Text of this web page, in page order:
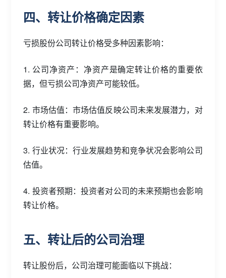
四、转让价格确定因素
亏损股份公司转让价格受多种因素影响：
1. 公司净资产：净资产是确定转让价格的重要依
据，但亏损公司净资产可能较低。
2. 市场估值：市场估值反映公司未来发展潜力，对
转让价格有重要影响。
3. 行业状况：行业发展趋势和竞争状况会影响公司
估值。
4. 投资者预期：投资者对公司的未来预期也会影响
转让价格。
五、转让后的公司治理
转让股份后，公司治理可能面临以下挑战：